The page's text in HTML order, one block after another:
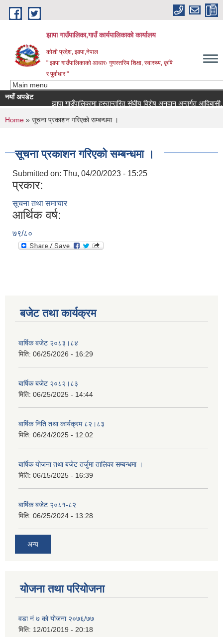
Skip to main content
झापा गाउँपालिका,गाउँ कार्यपालिकाको कार्यालय
कोशी प्रदेश, झापा,नेपाल
" झापा गाउँपालिकाको आधारः गुणस्तरिय शिक्षा, स्वास्थ्य, कृषि
र पुर्वाधार "
नयाँ अपडेट
You are here
Home » सूचना प्रकाशन गरिएको सम्बन्धमा ।
सूचना प्रकाशन गरिएको सम्बन्धमा ।
Submitted on: Thu, 04/20/2023 - 15:25
प्रकार:
सूचना तथा समाचार
आर्थिक वर्ष:
७९/८०
बजेट तथा कार्यक्रम
बार्षिक बजेट २०८३।८४
मिति: 06/25/2026 - 16:29
बार्षिक बजेट २०८२।८३
मिति: 06/25/2025 - 14:44
बार्षिक निति तथा कार्यक्रम ८२।८३
मिति: 06/24/2025 - 12:02
बार्षिक योजना तथा बजेट तर्जुमा तालिका सम्बन्धमा ।
मिति: 06/15/2025 - 16:39
बार्षिक बजेट २०८१-८२
मिति: 06/25/2024 - 13:28
अन्य
योजना तथा परियोजना
वडा नं ७ को योजना २०७६/७७
मिति: 12/01/2019 - 20:18